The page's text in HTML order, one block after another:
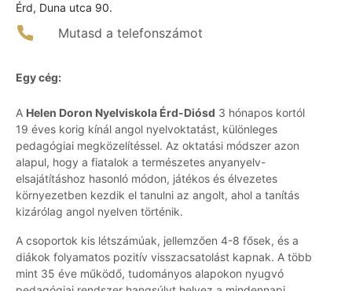
Érd, Duna utca 90.
Mutasd a telefonszámot
Egy cég:
A Helen Doron Nyelviskola Érd-Diósd 3 hónapos kortól
19 éves korig kínál angol nyelvoktatást, különleges
pedagógiai megközelítéssel. Az oktatási módszer azon
alapul, hogy a fiatalok a természetes anyanyelv-
elsajátításhoz hasonló módon, játékos és élvezetes
környezetben kezdik el tanulni az angolt, ahol a tanítás
kizárólag angol nyelven történik.
A csoportok kis létszámúak, jellemzően 4-8 fősek, és a
diákok folyamatos pozitív visszacsatolást kapnak. A több
mint 35 éve működő, tudományos alapokon nyugvó